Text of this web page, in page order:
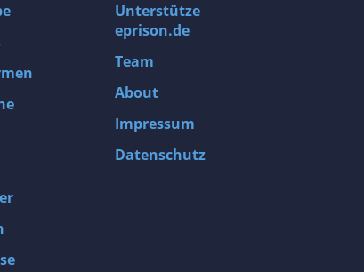
Unterstütze
eprison.de
Team
About
Impressum
Datenschutz